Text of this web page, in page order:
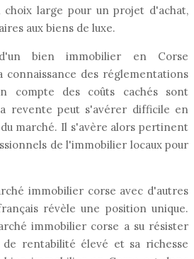
choix large pour un projet d'achat,
aux biens de luxe.
bien immobilier en Corse
connaissance des réglementations
compte des coûts cachés sont
revente peut s'avérer difficile en
marché. Il s'avère alors pertinent
de l'immobilier locaux pour
immobilier corse avec d'autres
révèle une position unique.
immobilier corse a su résister
rentabilité élevé et sa richesse